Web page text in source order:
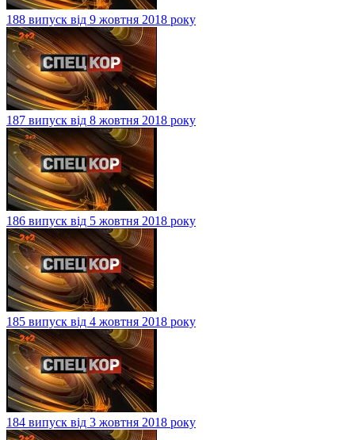
188 випуск від 9 жовтня 2018 року
187 випуск від 8 жовтня 2018 року
186 випуск від 5 жовтня 2018 року
185 випуск від 4 жовтня 2018 року
184 випуск від 3 жовтня 2018 року